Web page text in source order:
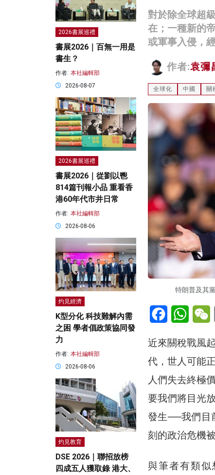
對於除全球超
在；一種新的
或軍事入侵，
作者:袁彌
全球化 中國 關
特朗普及其
Facebook
近來關稅戰風
代，世人可能
人們失去終極
要我們將目光
發生──我們目
刻的政治危機
與筆者有類似
2026書展巡禮
書展2026｜百無一用是
書生？
作者: 本社編輯部
2026-08-07
2026書展巡禮
書展2026｜從劉以鬯
814篇刊報小品 重看香
港60年代市井日常
作者: 本社編輯部
2026-08-06
灼見經濟
K型分化 科技難解內需
之困 學者倡政策協同發
力
作者: 本社編輯部
2026-08-06
灼見教育
DSE 2026｜聯招放榜
四成五人獲取錄 港大、